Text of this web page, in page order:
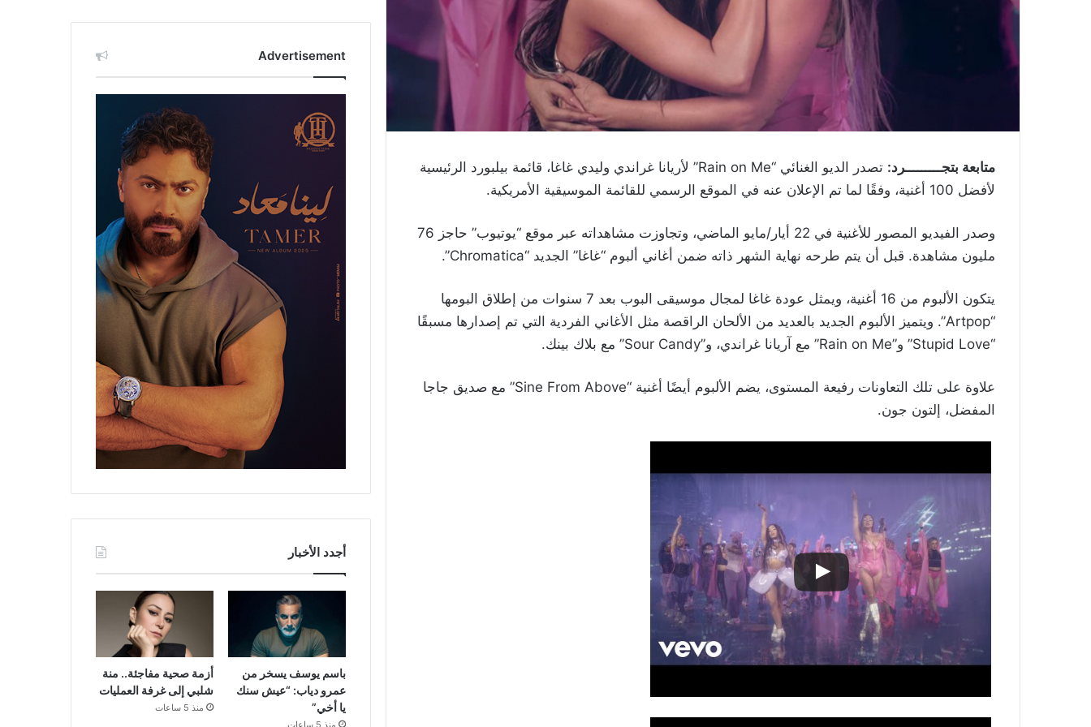
متابعة بتجـــــــــرد:
تصدر الديو الغنائي “Rain on Me” لأريانا غراندي وليدي غاغا، قائمة بيلبورد الرئيسية
لأفضل 100 أغنية، وفقًا لما تم الإعلان عنه في الموقع الرسمي للقائمة الموسيقية الأمريكية.
وصدر الفيديو المصور للأغنية في 22 أيار/مايو الماضي، وتجاوزت مشاهداته عبر موقع “يوتيوب” حاجز 76
مليون مشاهدة. قبل أن يتم طرحه نهاية الشهر ذاته ضمن أغاني ألبوم “غاغا” الجديد “Chromatica”.
يتكون الألبوم من 16 أغنية، ويمثل عودة غاغا لمجال موسيقى البوب بعد 7 سنوات من إطلاق البومها
“Artpop”. ويتميز الألبوم الجديد بالعديد من الألحان الراقصة مثل الأغاني الفردية التي تم إصدارها مسبقًا
“Stupid Love” و”Rain on Me” مع آريانا غراندي، و”Sour Candy” مع بلاك بينك.
علاوة على تلك التعاونات رفيعة المستوى، يضم الألبوم أيضًا أغنية “Sine From Above” مع صديق جاجا
المفضل، إلتون جون.
Advertisement
أجدد الأخبار
باسم يوسف يسخر من
عمرو دياب: “عيش سنك
يا أخي”
منذ 5 ساعات
أزمة صحية مفاجئة.. منة
شلبي إلى غرفة العمليات
منذ 5 ساعات